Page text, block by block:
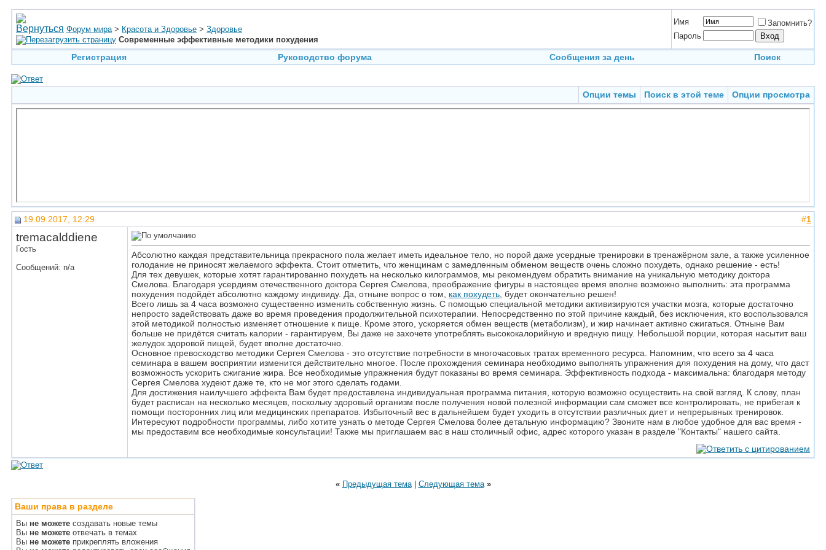
Форум мира > Красота и Здоровье > Здоровье
Современные эффективные методики похудения
Имя
Запомнить?
Пароль
Регистрация Руководство форума Сообщения за день Поиск
Опции темы Поиск в этой теме Опции просмотра
19.09.2017, 12:29 #1
tremacalddiene
Гость
Сообщений: n/a
Абсолютно каждая представительница прекрасного пола желает иметь идеальное тело, но порой даже усердные тренировки в тренажёрном зале, а также усиленное
голодание не приносят желаемого эффекта. Стоит отметить, что женщинам с замедленным обменом веществ очень сложно похудеть, однако решение - есть!
Для тех девушек, которые хотят гарантированно похудеть на несколько килограммов, мы рекомендуем обратить внимание на уникальную методику доктора
Смелова. Благодаря усердиям отечественного доктора Сергея Смелова, преображение фигуры в настоящее время вполне возможно выполнить: эта программа
похудения подойдёт абсолютно каждому индивиду. Да, отныне вопрос о том, как похудеть , будет окончательно решен!
Всего лишь за 4 часа возможно существенно изменить собственную жизнь. С помощью специальной методики активизируются участки мозга, которые достаточно
непросто задействовать даже во время проведения продолжительной психотерапии. Непосредственно по этой причине каждый, без исключения, кто воспользовался
этой методикой полностью изменяет отношение к пище. Кроме этого, ускоряется обмен веществ (метаболизм), и жир начинает активно сжигаться. Отныне Вам
больше не придётся считать калории - гарантируем, Вы даже не захочете употреблять высококалорийную и вредную пищу. Небольшой порции, которая насытит ваш
желудок здоровой пищей, будет вполне достаточно.
Основное превосходство методики Сергея Смелова - это отсутствие потребности в многочасовых тратах временного ресурса. Напомним, что всего за 4 часа
семинара в вашем восприятии изменится действительно многое. После прохождения семинара необходимо выполнять упражнения для похудения на дому, что даст
возможность ускорить сжигание жира. Все необходимые упражнения будут показаны во время семинара. Эффективность подхода - максимальна: благодаря методу
Сергея Смелова худеют даже те, кто не мог этого сделать годами.
Для достижения наилучшего эффекта Вам будет предоставлена индивидуальная программа питания, которую возможно осуществить на свой взгляд. К слову, план
будет расписан на несколько месяцев, поскольку здоровый организм после получения новой полезной информации сам сможет все контролировать, не прибегая к
помощи посторонних лиц или медицинских препаратов. Избыточный вес в дальнейшем будет уходить в отсутствии различных диет и непрерывных тренировок.
Интересуют подробности программы, либо хотите узнать о методе Сергея Смелова более детальную информацию? Звоните нам в любое удобное для вас время -
мы предоставим все необходимые консультации! Также мы приглашаем вас в наш столичный офис, адрес которого указан в разделе "Контакты" нашего сайта.
« Предыдущая тема| Следующая тема »
Ваши права в разделе
Вы не можете создавать новые темы
Вы не можете отвечать в темах
Вы не можете прикреплять вложения